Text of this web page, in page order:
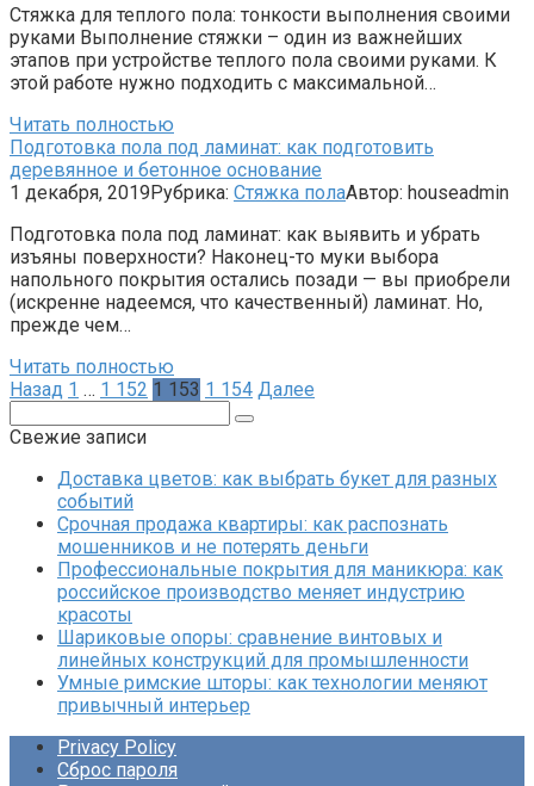
Стяжка для теплого пола: тонкости выполнения своими
руками Выполнение стяжки – один из важнейших
этапов при устройстве теплого пола своими руками. К
этой работе нужно подходить с максимальной…
Читать полностью
Подготовка пола под ламинат: как подготовить
деревянное и бетонное основание
1 декабря, 2019Рубрика: Стяжка полаАвтор: houseadmin
Подготовка пола под ламинат: как выявить и убрать
изъяны поверхности? Наконец-то муки выбора
напольного покрытия остались позади — вы приобрели
(искренне надеемся, что качественный) ламинат. Но,
прежде чем…
Читать полностью
Пагинация
Назад 1 … 1 152 1 153 1 154 Далее
Свежие записи
Доставка цветов: как выбрать букет для разных
событий
Срочная продажа квартиры: как распознать
мошенников и не потерять деньги
Профессиональные покрытия для маникюра: как
российское производство меняет индустрию
красоты
Шариковые опоры: сравнение винтовых и
линейных конструкций для промышленности
Умные римские шторы: как технологии меняют
привычный интерьер
Privacy Policy
Сброс пароля